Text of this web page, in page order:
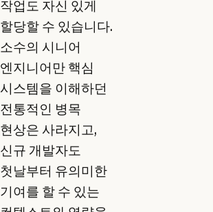
작업도 자신 있게
할당할 수 있습니다.
소수의 시니어
엔지니어만 핵심
시스템을 이해하던
전통적인 병목
현상은 사라지고,
신규 개발자도
첫날부터 유의미한
기여를 할 수 있는